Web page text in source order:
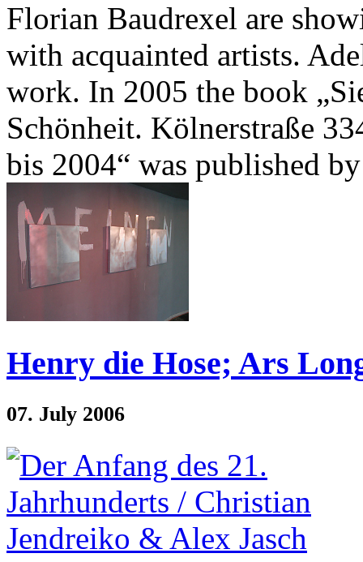
Florian Baudrexel are
with acquainted artists.
work. In 2005 the book
Schönheit. Kölnerstraße
bis 2004“ was published
Henry die Hose; Ars
07. July 2006